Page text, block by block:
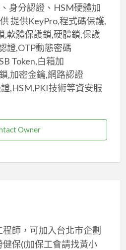
身分認證、HSM硬體加
提供KeyPro,程式碼保護,
,軟體保護鎖,硬體鎖,保護
證,OTP動態密碼
Token,白箱加
,加密金鑰,網路認證
,HSM,PKI技術等資安服
Owner
師，可加入台北市企劃
保((加保工會請找黃小